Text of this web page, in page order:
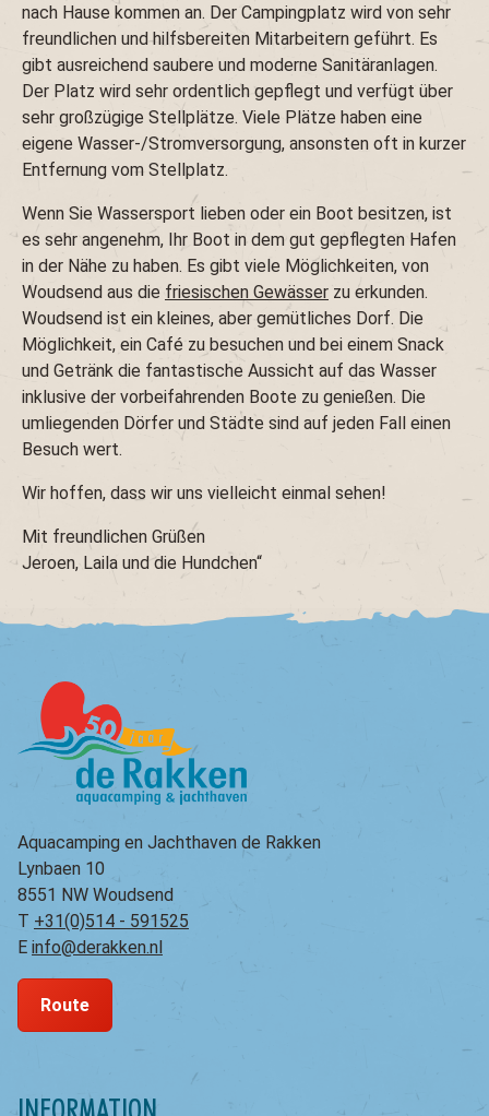
nach Hause kommen an. Der Campingplatz wird von sehr
freundlichen und hilfsbereiten Mitarbeitern geführt. Es
gibt ausreichend saubere und moderne Sanitäranlagen.
Der Platz wird sehr ordentlich gepflegt und verfügt über
sehr großzügige Stellplätze. Viele Plätze haben eine
eigene Wasser-/Stromversorgung, ansonsten oft in kurzer
Entfernung vom Stellplatz.
Wenn Sie Wassersport lieben oder ein Boot besitzen, ist
es sehr angenehm, Ihr Boot in dem gut gepflegten Hafen
in der Nähe zu haben. Es gibt viele Möglichkeiten, von
Woudsend aus die friesischen Gewässer zu erkunden.
Woudsend ist ein kleines, aber gemütliches Dorf. Die
Möglichkeit, ein Café zu besuchen und bei einem Snack
und Getränk die fantastische Aussicht auf das Wasser
inklusive der vorbeifahrenden Boote zu genießen. Die
umliegenden Dörfer und Städte sind auf jeden Fall einen
Besuch wert.
Wir hoffen, dass wir uns vielleicht einmal sehen!
Mit freundlichen Grüßen
Jeroen, Laila und die Hundchen“
Aquacamping en Jachthaven de Rakken
Lynbaen 10
8551 NW Woudsend
T +31(0)514 - 591525
E info@derakken.nl
Route